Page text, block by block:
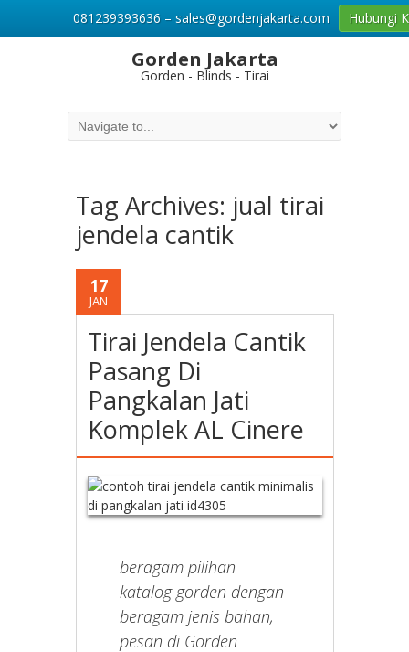
Gorden Jakarta
Gorden - Blinds - Tirai
Tag Archives: jual tirai
jendela cantik
17
JAN
Tirai Jendela Cantik
Pasang Di
Pangkalan Jati
Komplek AL Cinere
beragam pilihan
katalog gorden dengan
beragam jenis bahan,
pesan di Gorden
081239393636 – sales@gordenjakarta.com Hubungi